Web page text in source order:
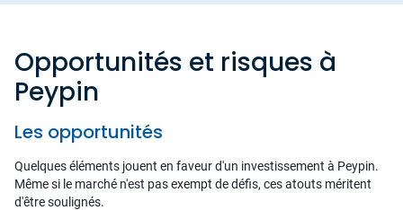
Opportunités et risques à
Peypin
Les opportunités
Quelques éléments jouent en faveur d'un investissement à Peypin.
Même si le marché n'est pas exempt de défis, ces atouts méritent
d'être soulignés.